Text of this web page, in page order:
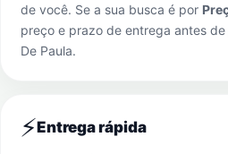
de você. Se a sua busca é por
preço e prazo de entrega antes
De Paula.
⚡Entrega rápida